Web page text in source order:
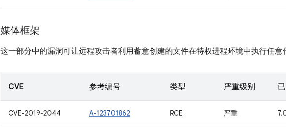
媒体框架
这一部分中的漏洞可让远程攻击者利用蓄意创建的文件在特权进程环境中执行任意
CVE 参考编号 类型 严重级别
CVE-2019-2044 A-123701862 RCE 严重